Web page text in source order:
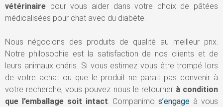
vétérinaire pour vous aider dans votre choix de pâtées
médicalisées pour chat avec du diabète.
Nous négocions des produits de qualité au meilleur prix.
Notre philosophie est la satisfaction de nos clients et de
leurs animaux chéris. Si vous estimez vous être trompé lors
de votre achat ou que le produit ne parait pas convenir à
votre recherche, vous pouvez nous le retourner à condition
que l’emballage soit intact. Companimos’engage à vous